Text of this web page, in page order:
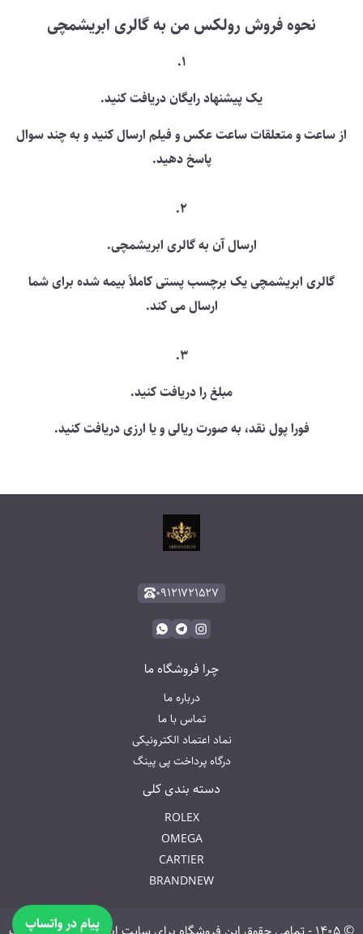
نحوه فروش رولکس من به گالری ابریشمچی
1.
یک پیشنهاد رایگان دریافت کنید.
از ساعت و متعلقات ساعت عکس و فیلم ارسال کنید و به چند سوال
پاسخ دهید.
2.
ارسال آن به گالری ابریشمچی.
گالری ابریشمچی یک برچسب پستی کاملاً بیمه شده برای شما
ارسال می کند.
3.
مبلغ را دریافت کنید.
فورا پول نقد، به صورت ریالی و یا ارزی دریافت کنید.
۰۹۱۲۱۷۲۱۵۲۷
چرا فروشگاه ما
درباره ما
تماس با ما
نماد اعتماد الکترونیکی
درگاه پرداخت پی پینگ
دسته بندی کلی
ROLEX
OMEGA
CARTIER
BRANDNEW
پیام در واتساپ